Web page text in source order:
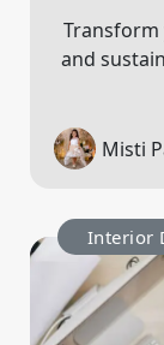
and
Misti
Interior